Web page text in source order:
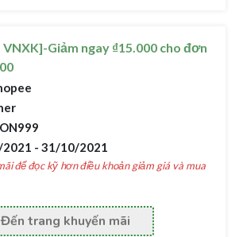
Giảm ngay ₫15.000 cho đơn
- 31/10/2021
để đọc kỹ hơn điều khoản giảm giá và mua
Đến trang khuyến mãi